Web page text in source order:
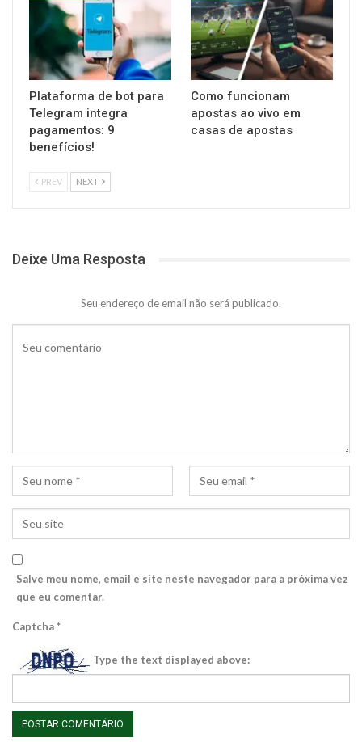
Plataforma de bot para
Telegram integra
pagamentos: 9
benefícios!
Como funcionam
apostas ao vivo em
casas de apostas
PREV NEXT
Deixe Uma Resposta
Seu endereço de email não será publicado.
Salve meu nome, email e site neste navegador para a próxima vez
que eu comentar.
Captcha*
Type the text displayed above: